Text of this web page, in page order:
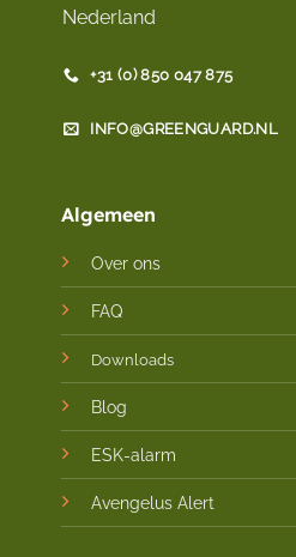
Nederland
+31 (0) 850 047 875
INFO@GREENGUARD.NL
Algemeen
Over ons
FAQ
Downloads
Blog
ESK-alarm
Avengelus Alert